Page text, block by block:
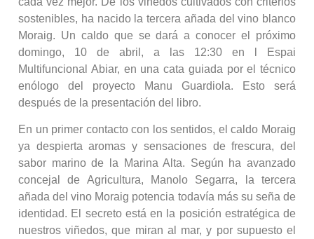
sostenibles, ha nacido la tercera añada del vino blanco
Moraig. Un caldo que se dará a conocer el próximo
domingo, 10 de abril, a las 12:30 en l Espai
Multifuncional Abiar, en una cata guiada por el técnico
enólogo del proyecto Manu Guardiola. Esto será
después de la presentación del libro.
En un primer contacto con los sentidos, el caldo Moraig
ya despierta aromas y sensaciones de frescura, del
sabor marino de la Marina Alta. Según ha avanzado
concejal de Agricultura, Manolo Segarra, la tercera
añada del vino Moraig potencia todavía más su seña de
identidad. El secreto está en la posición estratégica de
nuestros viñedos, que miran al mar, y por supuesto el